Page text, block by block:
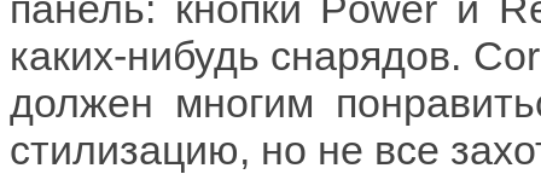
каких-нибудь снарядов.
должен многим
стилизацию, но не все